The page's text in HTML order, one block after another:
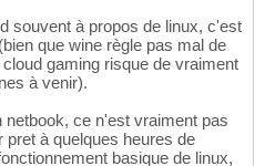
souvent à propos de linux, c'est
que wine règle pas mal de
gaming risque de vraiment
à venir).
ce n'est vraiment pas
pret à quelques heures de
basique de linux,